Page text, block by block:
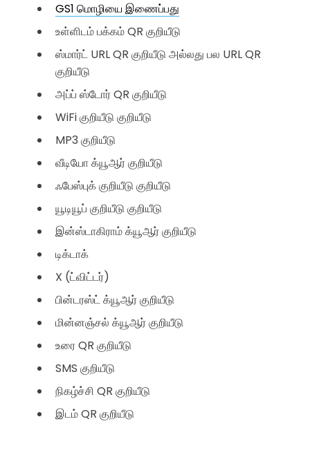
GS1 மொழியை இணைப்பது
உள்ளிடம் பக்கம் QR குறியீடு
ஸ்மார்ட் URL QR குறியீடு அல்லது பல URL QR
குறியீடு
அப்ப் ஸ்டோர் QR குறியீடு
WiFi குறியீடு குறியீடு
MP3 குறியீடு
வீடியோ க்யூஆர் குறியீடு
ஃபேஸ்புக் குறியீடு குறியீடு
யூடியூப் குறியீடு குறியீடு
இன்ஸ்டாகிராம் க்யூஆர் குறியீடு
டிக்டாக்
X (ட்விட்டர்)
பின்டரஸ்ட் க்யூஆர் குறியீடு
மின்னஞ்சல் க்யூஆர் குறியீடு
உரை QR குறியீடு
SMS குறியீடு
நிகழ்ச்சி QR குறியீடு
இடம் QR குறியீடு